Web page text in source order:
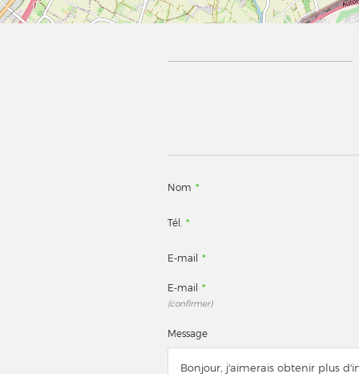
Nom *
Tél. *
E-mail *
E-mail *
(confirmer)
Message